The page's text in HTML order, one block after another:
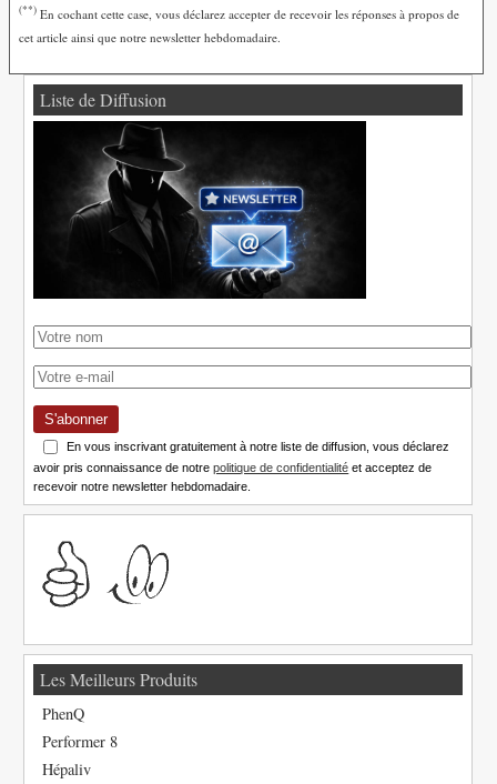
(**) En cochant cette case, vous déclarez accepter de recevoir les réponses à propos de
cet article ainsi que notre newsletter hebdomadaire.
Liste de Diffusion
S'abonner
En vous inscrivant gratuitement à notre liste de diffusion, vous déclarez
avoir pris connaissance de notrepolitique de confidentialité et acceptez de
recevoir notre newsletter hebdomadaire.
Les Meilleurs Produits
PhenQ
Performer 8
Hépaliv